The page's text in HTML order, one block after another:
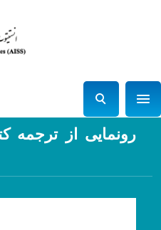
S
e
a
c
رونمایی از ترجمه